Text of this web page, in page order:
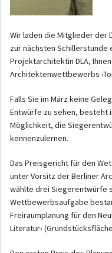
Wir laden die Mitglieder der
zur nächsten Schillerstunde
Projektarchitektin DLA,
Architektenwettbewerbs
Falls Sie im März keine
Entwürfe zu sehen, besteht
Möglichkeit, die
kennenzulernen.
Das Preisgericht für den
unter Vorsitz der Berliner
wählte drei Siegerentwürfe
Wettbewerbsaufgabe
Freiraumplanung für den
Literatur‹